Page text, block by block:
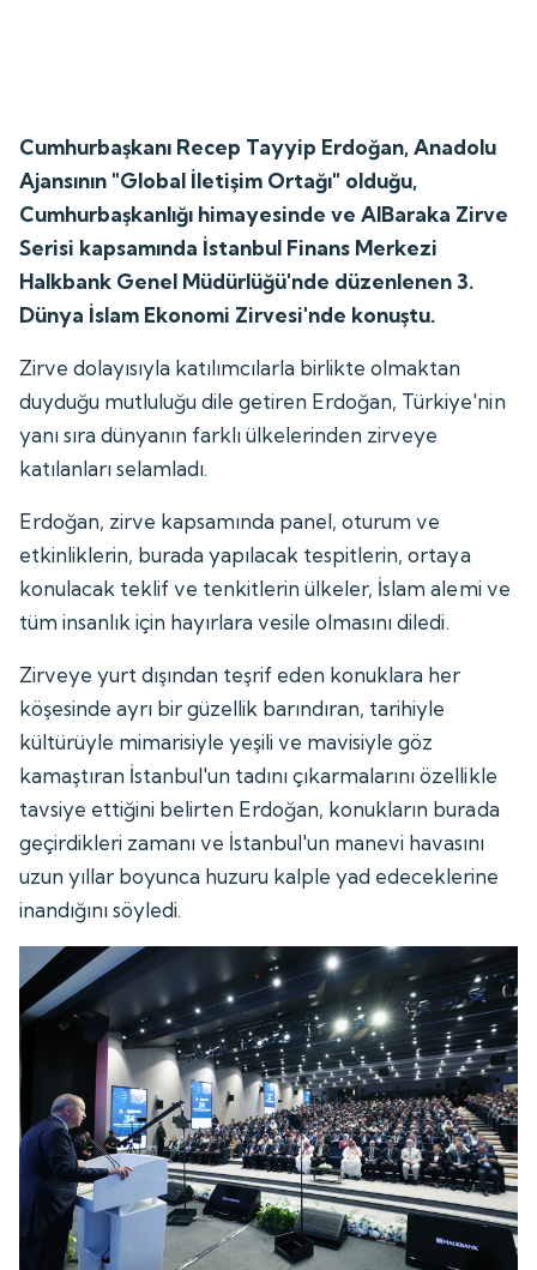
Cumhurbaşkanı Recep Tayyip Erdoğan, Anadolu
Ajansının "Global İletişim Ortağı" olduğu,
Cumhurbaşkanlığı himayesinde ve AlBaraka Zirve
Serisi kapsamında İstanbul Finans Merkezi
Halkbank Genel Müdürlüğü'nde düzenlenen 3.
Dünya İslam Ekonomi Zirvesi'nde konuştu.
Zirve dolayısıyla katılımcılarla birlikte olmaktan
duyduğu mutluluğu dile getiren Erdoğan, Türkiye'nin
yanı sıra dünyanın farklı ülkelerinden zirveye
katılanları selamladı.
Erdoğan, zirve kapsamında panel, oturum ve
etkinliklerin, burada yapılacak tespitlerin, ortaya
konulacak teklif ve tenkitlerin ülkeler, İslam alemi ve
tüm insanlık için hayırlara vesile olmasını diledi.
Zirveye yurt dışından teşrif eden konuklara her
köşesinde ayrı bir güzellik barındıran, tarihiyle
kültürüyle mimarisiyle yeşili ve mavisiyle göz
kamaştıran İstanbul'un tadını çıkarmalarını özellikle
tavsiye ettiğini belirten Erdoğan, konukların burada
geçirdikleri zamanı ve İstanbul'un manevi havasını
uzun yıllar boyunca huzuru kalple yad edeceklerine
inandığını söyledi.